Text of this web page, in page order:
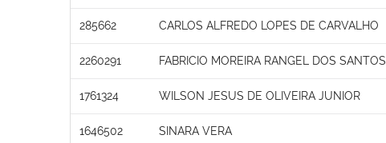
285662 CARLOS ALFREDO LOPES DE CARVALHO
2260291 FABRICIO MOREIRA RANGEL DOS SANTOS
1761324 WILSON JESUS DE OLIVEIRA JUNIOR
1646502 SINARA VERA